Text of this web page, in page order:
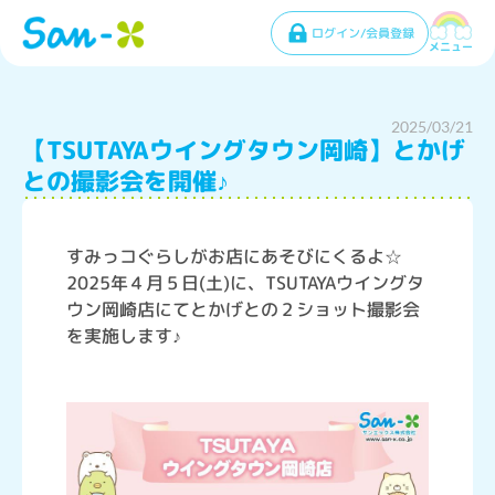
ログイン/会員登録
メニュー
2025/03/21
【TSUTAYAウイングタウン岡崎】とかげ
との撮影会を開催♪
すみっコぐらしがお店にあそびにくるよ☆
2025年４月５日(土)に、TSUTAYAウイングタ
ウン岡崎店にてとかげとの２ショット撮影会
を実施します♪